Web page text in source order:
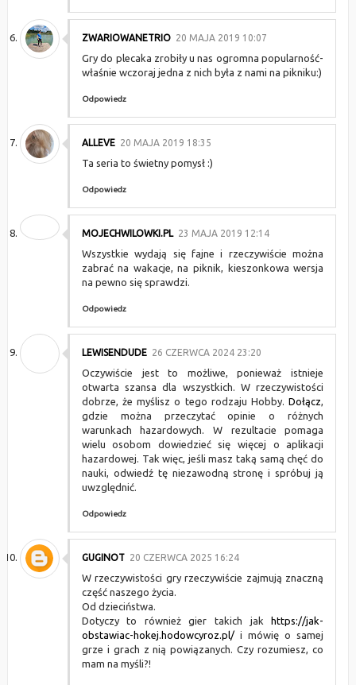
ZWARIOWANETRIO 20 MAJA 2019 10:07
Gry do plecaka zrobiły u nas ogromna popularność-
właśnie wczoraj jedna z nich była z nami na pikniku:)
Odpowiedz
ALLEVE 20 MAJA 2019 18:35
Ta seria to świetny pomysł :)
Odpowiedz
MOJECHWILOWKI.PL 23 MAJA 2019 12:14
Wszystkie wydają się fajne i rzeczywiście można
zabrać na wakacje, na piknik, kieszonkowa wersja
na pewno się sprawdzi.
Odpowiedz
LEWISENDUDE 26 CZERWCA 2024 23:20
Oczywiście jest to możliwe, ponieważ istnieje
otwarta szansa dla wszystkich. W rzeczywistości
dobrze, że myślisz o tego rodzaju Hobby.Dołącz,
gdzie można przeczytać opinie o różnych
warunkach hazardowych. W rezultacie pomaga
wielu osobom dowiedzieć się więcej o aplikacji
hazardowej. Tak więc, jeśli masz taką samą chęć do
nauki, odwiedź tę niezawodną stronę i spróbuj ją
uwzględnić.
Odpowiedz
GUGINOT 20 CZERWCA 2025 16:24
W rzeczywistości gry rzeczywiście zajmują znaczną
część naszego życia.
Od dzieciństwa.
Dotyczy to również gier takich jak
https://jak-
obstawiac-hokej.hodowcyroz.pl/i mówię o samej
grze i grach z nią powiązanych. Czy rozumiesz, co
mam na myśli?!